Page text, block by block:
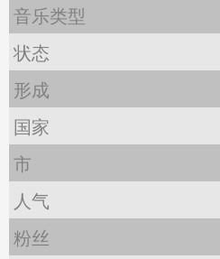
音乐类型
状态
形成
国家
市
人气
粉丝